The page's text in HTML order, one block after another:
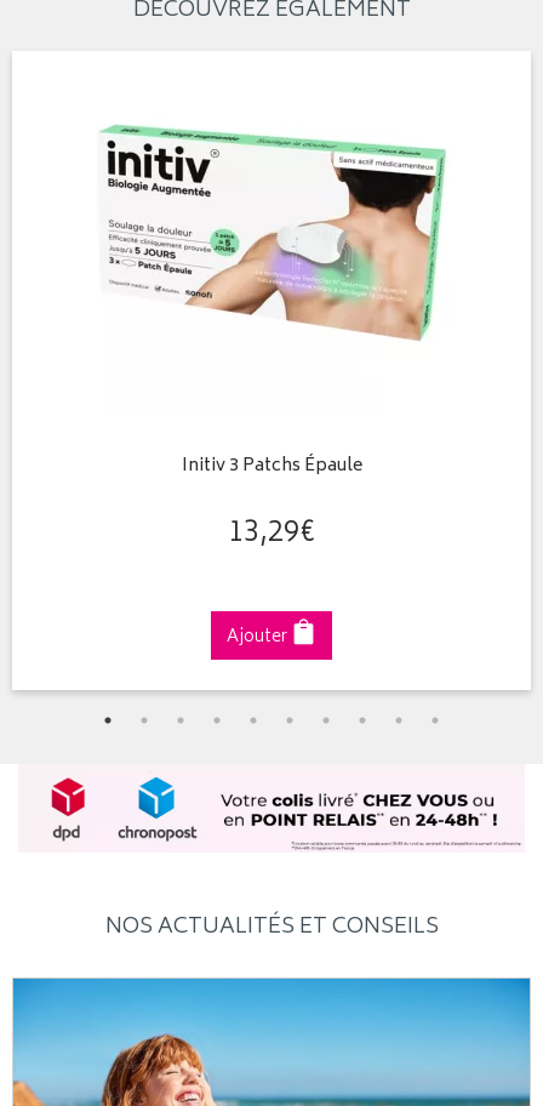
DÉCOUVREZ ÉGALEMENT
Initiv 3 Patchs Épaule
13,29€
Ajouter
NOS ACTUALITÉS ET CONSEILS